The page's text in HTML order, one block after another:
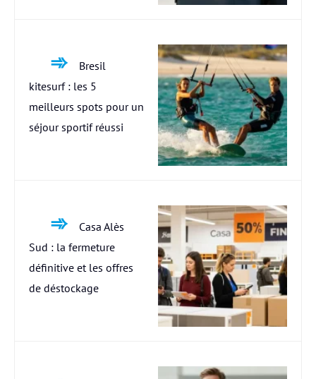
Bresil
kitesurf : les 5
meilleurs spots pour un
séjour sportif réussi
Casa Alès
Sud : la fermeture
définitive et les offres
de déstockage